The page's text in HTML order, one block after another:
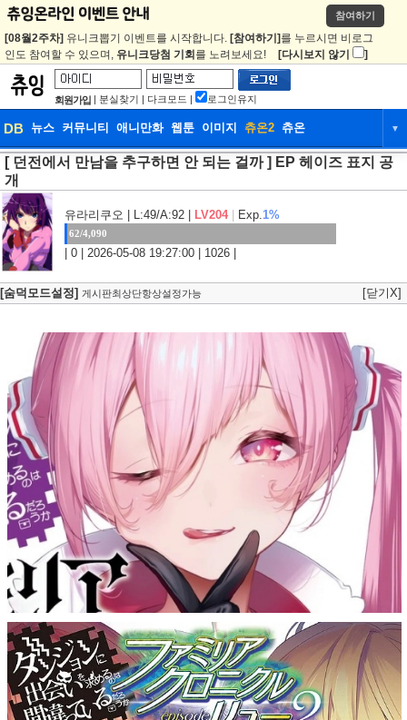
참여하기
[08월2주차] 유니크뽑기 이벤트를 시작합니다. [참여하기] 를 누르시면 비로그
인도 참여할 수 있으며, 유니크당첨 기회 를 노려보세요! [다시보지 않기 ]
회원가입 | 분실찾기 | 다크모드 | 로그인유지
DB 뉴스 커뮤니티 애니만화 웹툰 이미지 츄온2 츄온 ▼
DB 뉴스 커뮤니티 애니만화
웹툰
[ 던전에서 만남을 추구하면 안 되는 걸까 ] EP 헤이즈 표지 공
개
유라리쿠오 | L:49/A:92 | LV204 Exp.1%
62/4,090
| 0 | 2026-05-08 19:27:00 | 1026 |
[숨덕모드설정] 게시판최상단항상설정가능 [닫기X]